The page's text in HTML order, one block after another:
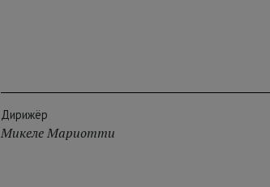
Дирижёр
Микеле Мариотти